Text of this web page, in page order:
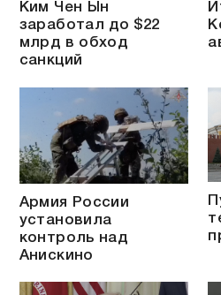
Ким Чен Ын
заработал до $22
млрд в обход
санкций
Армия России
установила
контроль над
Анискино